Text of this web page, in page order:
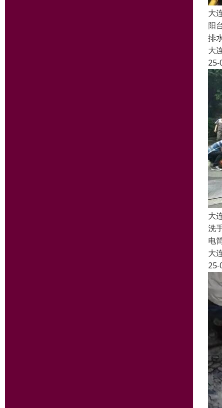
大
阳
排
大
25-
大
洗
电
大
25-